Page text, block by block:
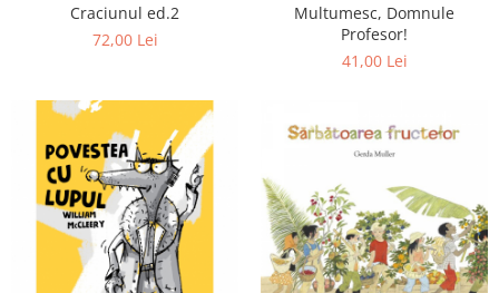
Craciunul ed.2
72,00 Lei
Multumesc, Domnule
Profesor!
41,00 Lei